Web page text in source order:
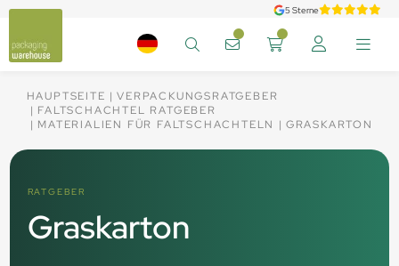
5 Sterne
HAUPTSEITE
VERPACKUNGSRATGEBER
FALTSCHACHTEL RATGEBER
MATERIALIEN FÜR FALTSCHACHTELN
GRASKARTON
RATGEBER
Graskarton